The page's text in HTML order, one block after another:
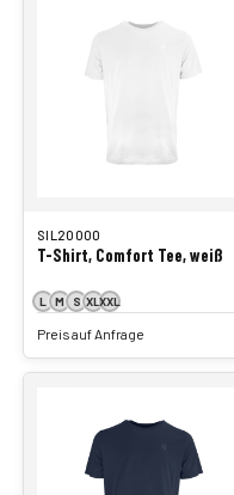
SIL20000
T-Shirt, Comfort Tee, weiß
L M S XLXXL
Preis auf Anfrage